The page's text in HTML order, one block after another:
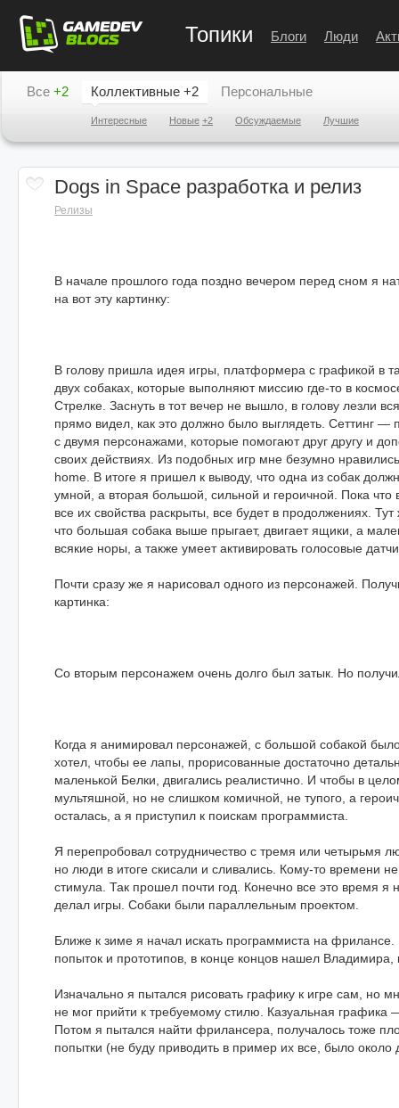
Топики Блоги Люди
Все +2 Коллективные +2
Интересные Новые +2 Обсуждаемые Лучшие
Персональные
Dogs in Space разработка и релиз
Релизы
В начале прошлого года поздно вечером перед сном я
на вот эту картинку:
В голову пришла идея игры, платформера с графикой в
двух собаках, которые выполняют миссию где-то в
Стрелке. Заснуть в тот вечер не вышло, в голову лезли
прямо видел, как это должно было выглядеть. Сеттинг —
с двумя персонажами, которые помогают друг другу и
своих действиях. Из подобных игр мне безумно
home. В итоге я пришел к выводу, что одна из собак
умной, а вторая большой, сильной и героичной. Пока что
все их свойства раскрыты, все будет в продолжениях.
что большая собака выше прыгает, двигает ящики, а
всякие норы, а также умеет активировать голосовые
Почти сразу же я нарисовал одного из персонажей.
картинка:
Со вторым персонажем очень долго был затык. Но
Когда я анимировал персонажей, с большой собакой
хотел, чтобы ее лапы, прорисованные достаточно
маленькой Белки, двигались реалистично. И чтобы в
мультяшной, но не слишком комичной, не тупого, а
осталась, а я приступил к поискам программиста.
Я перепробовал сотрудничество с тремя или четырьмя
но люди в итоге скисали и сливались. Кому-то времени
стимула. Так прошел почти год. Конечно все это время я
делал игры. Собаки были параллельным проектом.
Ближе к зиме я начал искать программиста на фрилансе.
попыток и прототипов, в конце концов нашел Владимира,
Изначально я пытался рисовать графику к игре сам, но
не мог прийти к требуемому стилю. Казуальная графика
Потом я пытался найти фрилансера, получалось тоже
попытки (не буду приводить в пример их все, было около